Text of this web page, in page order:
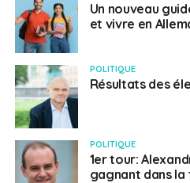
Un nouveau
et vivre en
POLITIQUE
Résultats des
POLITIQUE
1er tour:
gagnant dans